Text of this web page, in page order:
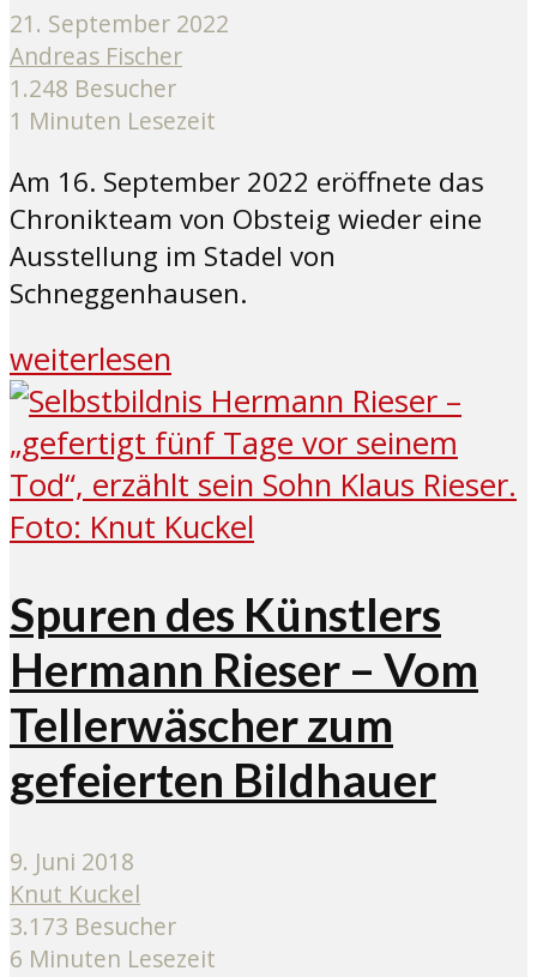
21. September 2022
Andreas Fischer
1.248 Besucher
1 Minuten Lesezeit
Am 16. September 2022 eröffnete das
Chronikteam von Obsteig wieder eine
Ausstellung im Stadel von
Schneggenhausen.
weiterlesen
Spuren des Künstlers
Hermann Rieser – Vom
Tellerwäscher zum
gefeierten Bildhauer
9. Juni 2018
Knut Kuckel
3.173 Besucher
6 Minuten Lesezeit